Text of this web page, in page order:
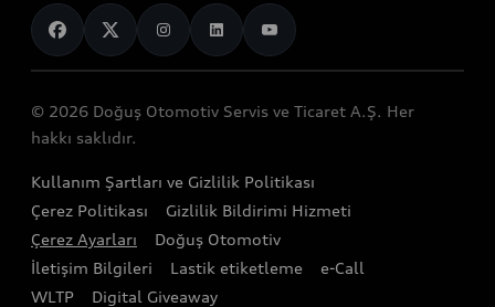
Elektrikli modeller
Servis ve aksesuarlar
Mobilitenin Geleceği
Görüntülü Görüşün
Stok Araç Arama
Satış Kampanyaları
Servis Randevusu Alın
Servis Hizmetleri
Audi Kasko
Audi Orijinal Aksesuar®
Servis Kampanyalar
Audi Shop
Genel bakış
Teknoloji
Gelecek
Sürdürülebilirlik
Lifestyle
Audi Sport
© 2026 Doğuş Otomotiv Servis ve Ticaret A.Ş. Her
hakkı saklıdır.
Kullanım Şartları ve Gizlilik Politikası
Çerez Politikası
Gizlilik Bildirimi Hizmeti
Çerez Ayarları
Doğuş Otomotiv
İletişim Bilgileri
Lastik etiketleme
e-Call
WLTP
Digital Giveaway